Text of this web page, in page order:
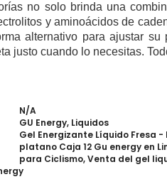
no solo brinda una
y aminoácidos de
alternativo para ajustar
justo cuando lo necesitas.
N/A
GU Energy, Liquidos
Gel Energizante Líquido Fresa -
platano Caja 12 Gu energy en
para Ciclismo,Venta del gel